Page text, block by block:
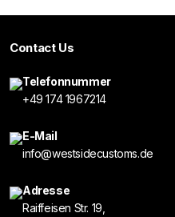
Contact Us
Telefonnummer
+49 174 1967214
E-Mail
info@westsidecustoms.de
Adresse
Raiffeisen Str. 19,